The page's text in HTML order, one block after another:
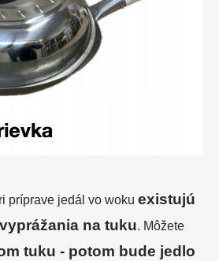
príprave jedál vo woku existujú
na tuku. Môžete
tuku - potom bude jedlo